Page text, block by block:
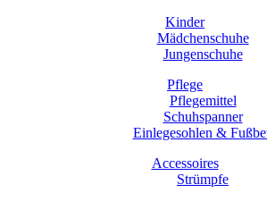
Kinder
Mädchenschuhe
Jungenschuhe
Pflege
Pflegemittel
Schuhspanner
Einlegesohlen &
Accessoires
Strümpfe